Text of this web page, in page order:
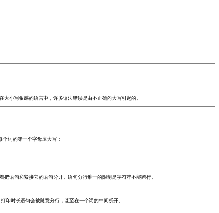
小写敏感的语言中，许多语法错误是由不正确的大写引起的。
词的第一个字母应大写：
语句和紧接它的语句分开。语句分行唯一的限制是字符串不能跨行。
时长语句会被随意分行，甚至在一个词的中间断开。